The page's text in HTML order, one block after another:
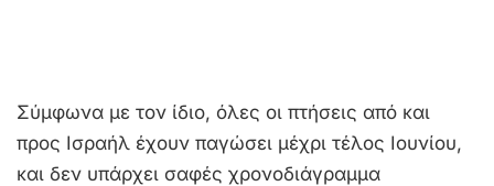
Σύμφωνα με τον ίδιο, όλες οι πτήσεις από και
προς Ισραήλ έχουν παγώσει μέχρι τέλος Ιουνίου,
και δεν υπάρχει σαφές χρονοδιάγραμμα